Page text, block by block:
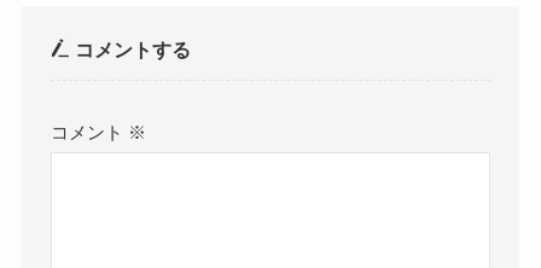
コメントする
コメント ※